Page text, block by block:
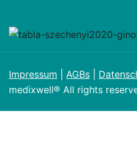
Impressum AGBs
medixwell® All rights